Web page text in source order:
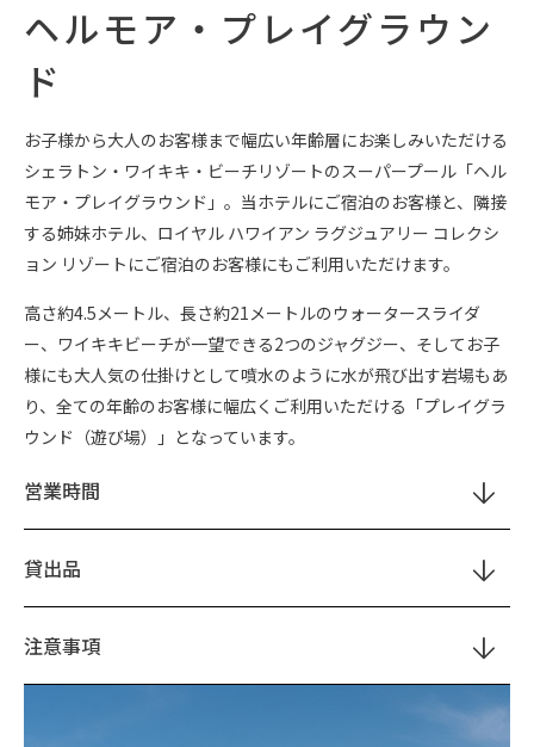
ヘルモア・プレイグラウン
ド
お子様から大人のお客様まで幅広い年齢層にお楽しみいただける
シェラトン・ワイキキ・ビーチリゾートのスーパープール「ヘル
モア・プレイグラウンド」。当ホテルにご宿泊のお客様と、隣接
する姉妹ホテル、ロイヤル ハワイアン ラグジュアリー コレクシ
ョン リゾートにご宿泊のお客様にもご利用いただけます。
高さ約4.5メートル、長さ約21メートルのウォータースライダ
ー、ワイキキビーチが一望できる2つのジャグジー、そしてお子
様にも大人気の仕掛けとして噴水のように水が飛び出す岩場もあ
り、全ての年齢のお客様に幅広くご利用いただける「プレイグラ
ウンド（遊び場）」となっています。
営業時間
貸出品
注意事項